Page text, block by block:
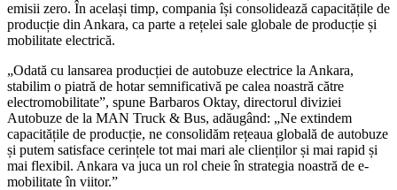
emisii zero. În același timp, compania își consolidează capacitățile de
producție din Ankara, ca parte a rețelei sale globale de producție și
mobilitate electrică.
„Odată cu lansarea producției de autobuze electrice la Ankara,
stabilim o piatră de hotar semnificativă pe calea noastră către
electromobilitate”, spune Barbaros Oktay, directorul diviziei
Autobuze de la MAN Truck & Bus, adăugând: „Ne extindem
capacitățile de producție, ne consolidăm rețeaua globală de autobuze
și putem satisface cerințele tot mai mari ale clienților și mai rapid și
mai flexibil. Ankara va juca un rol cheie în strategia noastră de e-
mobilitate în viitor.”